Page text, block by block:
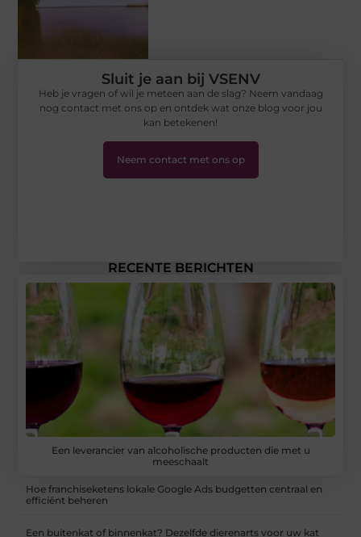
RECENTE BERICHTEN
Een leverancier van alcoholische producten die met u
meeschaalt
Hoe franchiseketens lokale Google Ads budgetten centraal en
efficiënt beheren
Een buitenkat of binnenkat? Dezelfde dierenarts voor uw kat
Sluit je aan bij VSENV
Heb je vragen of wil je meteen aan de slag? Neem vandaag
nog contact met ons op en ontdek wat onze blog voor jou
kan betekenen!
Neem contact met ons op